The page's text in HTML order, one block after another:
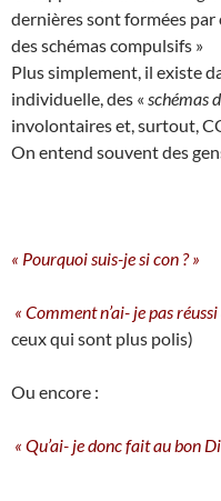
dernières sont formées par
des schémas compulsifs »
Plus simplement, il existe
individuelle, des « schémas
involontaires et, surtout,
On entend souvent des
« Pourquoi suis-je si con ? »
« Comment n’ai- je pas
ceux qui sont plus polis)
Ou encore :
« Qu’ai- je donc fait au bon